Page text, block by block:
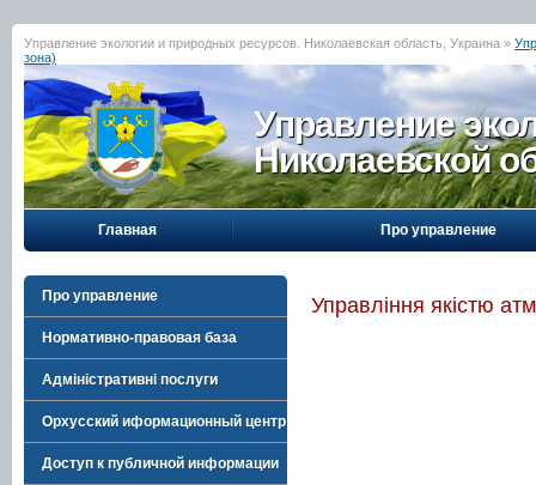
Управление экологии и природных ресурсов. Николаевская область, Украина »
зона)
Управление
Николаевской
Главная Про управление
Про управление
Нормативно-правовая база
Адміністративні послуги
Орхусский иформационный центр
Доступ к публичной информации
Управління якістю